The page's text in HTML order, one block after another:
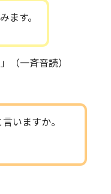
ます。
（一斉音読）
いますか。